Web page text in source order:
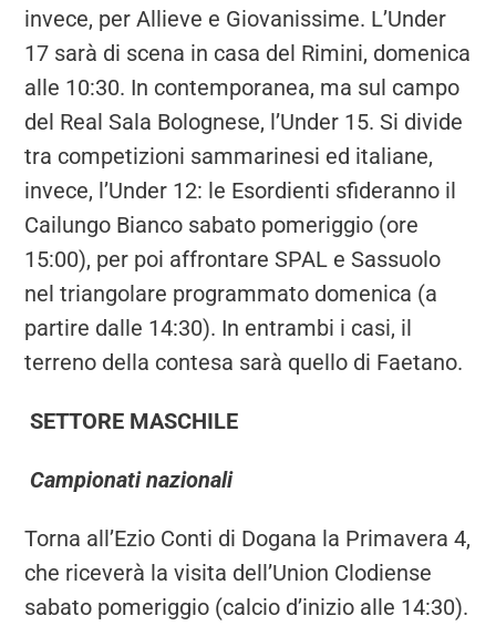
invece, per Allieve e Giovanissime. L’Under
17 sarà di scena in casa del Rimini, domenica
alle 10:30. In contemporanea, ma sul campo
del Real Sala Bolognese, l’Under 15. Si divide
tra competizioni sammarinesi ed italiane,
invece, l’Under 12: le Esordienti sfideranno il
Cailungo Bianco sabato pomeriggio (ore
15:00), per poi affrontare SPAL e Sassuolo
nel triangolare programmato domenica (a
partire dalle 14:30). In entrambi i casi, il
terreno della contesa sarà quello di Faetano.
SETTORE MASCHILE
Campionati nazionali
Torna all’Ezio Conti di Dogana la Primavera 4,
che riceverà la visita dell’Union Clodiense
sabato pomeriggio (calcio d’inizio alle 14:30).